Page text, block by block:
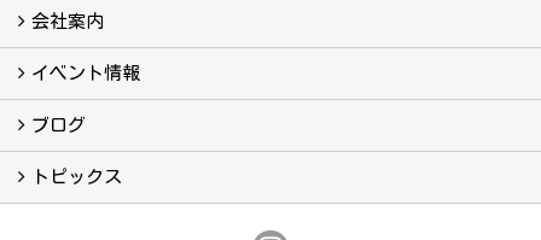
こんなこともやっています
会社案内
会社案内
まるひろの人
スタッフ紹介
プライバシーポリシー
イベント情報
イベント予告
イベント報告
ブログ
ブログ
トピックス